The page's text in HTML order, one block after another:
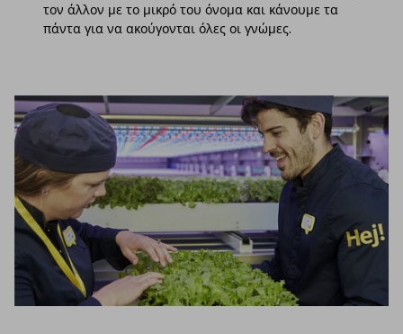
τον άλλον με το μικρό του όνομα και κάνουμε τα
πάντα για να ακούγονται όλες οι γνώμες.